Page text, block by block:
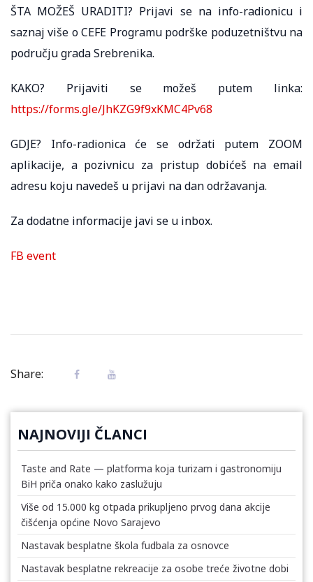
ŠTA MOŽEŠ URADITI? Prijavi se na info-radionicu i
saznaj više o CEFE Programu podrške poduzetništvu na
području grada Srebrenika.
KAKO? Prijaviti se možeš putem linka:
https://forms.gle/JhKZG9f9xKMC4Pv68
GDJE? Info-radionica će se održati putem ZOOM
aplikacije, a pozivnicu za pristup dobićeš na email
adresu koju navedeš u prijavi na dan održavanja.
Za dodatne informacije javi se u inbox.
FB event
Share:
NAJNOVIJI ČLANCI
Taste and Rate — platforma koja turizam i gastronomiju
BiH priča onako kako zaslužuju
Više od 15.000 kg otpada prikupljeno prvog dana akcije
čišćenja općine Novo Sarajevo
Nastavak besplatne škola fudbala za osnovce
Nastavak besplatne rekreacije za osobe treće životne dobi